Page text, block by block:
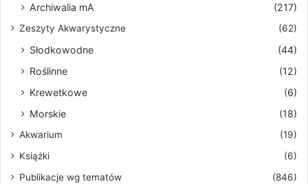
Archiwalia mA
(217)
Zeszyty Akwarystyczne (62)
Słodkowodne
(44)
Roślinne
(12)
Krewetkowe
(6)
Morskie
(18)
Akwarium
(19)
Książki
(6)
Publikacje wg tematów
(846)